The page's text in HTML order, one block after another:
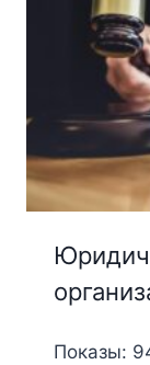
Показы: